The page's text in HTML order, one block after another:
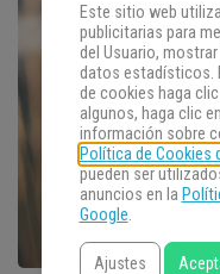
Este sitio web
publicitarias para
del Usuario,
datos estadísticos.
de cookies haga
algunos, haga clic en
información sobre
Política de Cookies
pueden ser
anuncios en la
Google.
Ajustes